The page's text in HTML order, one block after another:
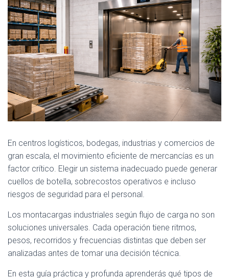
En centros logísticos, bodegas, industrias y comercios de
gran escala, el movimiento eficiente de mercancías es un
factor crítico. Elegir un sistema inadecuado puede generar
cuellos de botella, sobrecostos operativos e incluso
riesgos de seguridad para el personal.
Los montacargas industriales según flujo de carga no son
soluciones universales. Cada operación tiene ritmos,
pesos, recorridos y frecuencias distintas que deben ser
analizadas antes de tomar una decisión técnica.
En esta guía práctica y profunda aprenderás qué tipos de